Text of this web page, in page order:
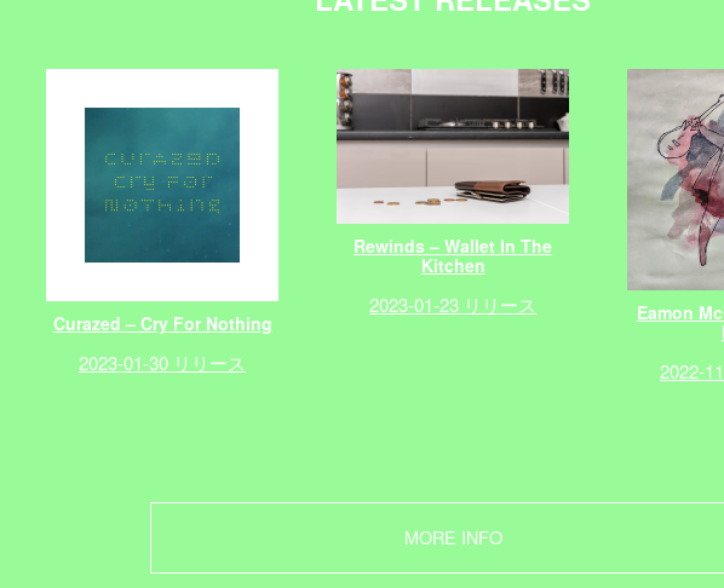
Curazed – Cry For Nothing
2023-01-30 リリース
Rewinds – Wallet In The
Kitchen
2023-01-23 リリース
Eamon
2022-
MORE INFO